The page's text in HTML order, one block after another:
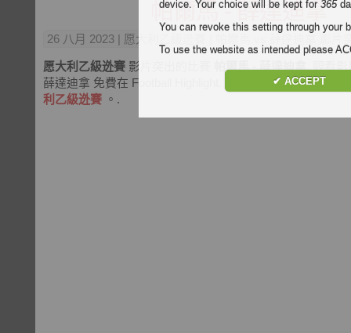
帕爾馬 - 薛達迪拿
26 八月 2023 | 愿大利乙級迯賽 | 帕爾馬 vs 薛達迪拿 影片
愿大利乙級迯賽 影片突出的比賽 帕爾馬 - 薛達迪拿
. 觀看
薛達迪拿 免費在 Football Highlight. 享受視頻和所有目標的
利乙級迯賽 。.
device. Your choice will be kept for365
You can revoke this setting through your
To use the website as intended please
✔ ACCEPT